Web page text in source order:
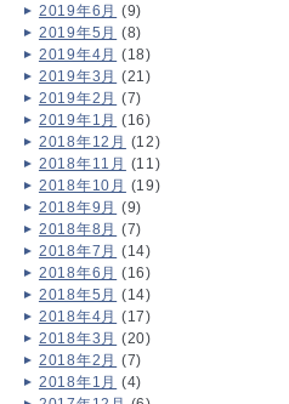
2019年6月 (9)
2019年5月 (8)
2019年4月 (18)
2019年3月 (21)
2019年2月 (7)
2019年1月 (16)
2018年12月 (12)
2018年11月 (11)
2018年10月 (19)
2018年9月 (9)
2018年8月 (7)
2018年7月 (14)
2018年6月 (16)
2018年5月 (14)
2018年4月 (17)
2018年3月 (20)
2018年2月 (7)
2018年1月 (4)